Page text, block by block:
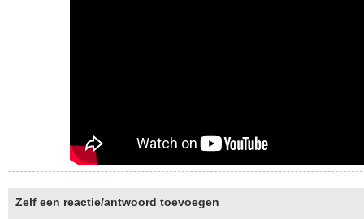
Zelf een reactie/antwoord toevoegen